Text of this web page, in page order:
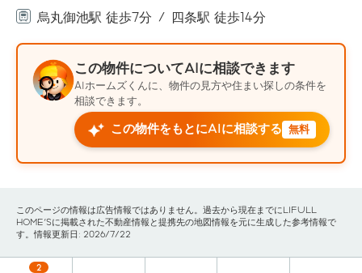
烏丸御池駅 徒歩7分
四条駅 徒歩14分
この物件についてAIに相談できます
AIホームズくんに、物件の見方や住まい探しの条件を
相談できます。
この物件をもとにAIに相談する 無料
このページの情報は広告情報ではありません。過去から現在までにLIFULL
HOME'Sに掲載された不動産情報と提携先の地図情報を元に生成した参考情報で
す。情報更新日: 2026/7/22
2